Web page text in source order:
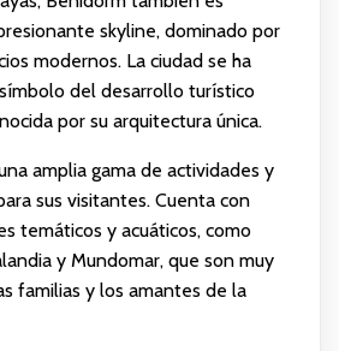
skyline, dominado por
modernos. La ciudad se ha
del desarrollo turístico
por su arquitectura única.
amplia gama de actividades y
sus visitantes. Cuenta con
temáticos y acuáticos, como
y Mundomar, que son muy
familias y los amantes de la